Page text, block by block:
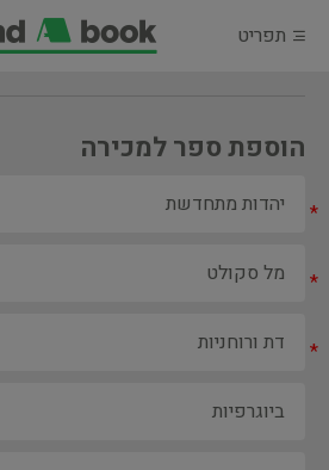
תפריט
הוספת ספר למכירה
*
*
*